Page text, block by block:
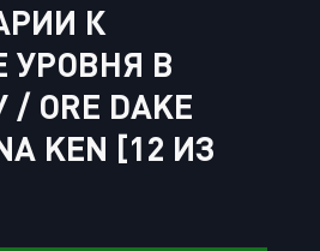
К
УРОВНЯ В
ORE DAKE
KEN [12 ИЗ